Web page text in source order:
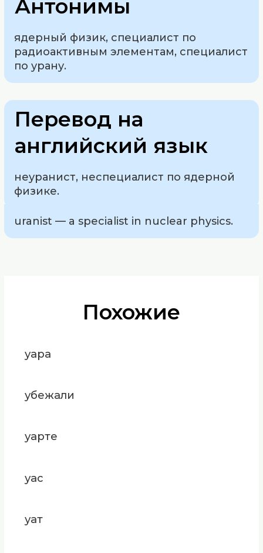
Антонимы
ядерный физик, специалист по
радиоактивным элементам, специалист
по урану.
Перевод на
английский язык
неуранист, неспециалист по ядерной
физике.
uranist — a specialist in nuclear physics.
Похожие
уара
убежали
уарте
уас
уат